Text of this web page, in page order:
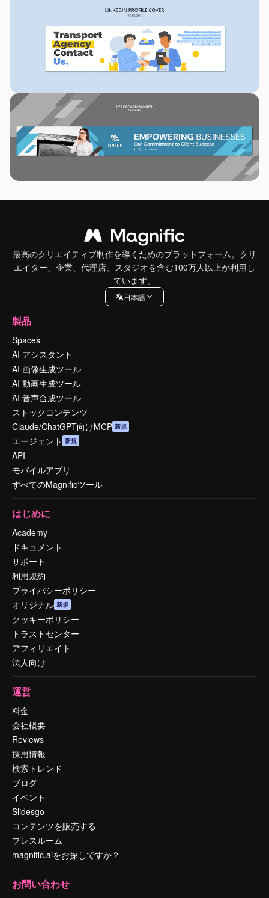
最高のクリエイティブ制作を導くためのプラットフォーム。クリ
エイター、企業、代理店、スタジオを含む100万人以上が利用し
ています。
日本語
製品
Spaces
AI アシスタント
AI 画像生成ツール
AI 動画生成ツール
AI 音声合成ツール
ストックコンテンツ
Claude/ChatGPT向けMCP 新規
エージェント 新規
API
モバイルアプリ
すべてのMagnificツール
はじめに
Academy
ドキュメント
サポート
利用規約
プライバシーポリシー
オリジナル 新規
クッキーポリシー
トラストセンター
アフィリエイト
法人向け
運営
料金
会社概要
Reviews
採用情報
検索トレンド
ブログ
イベント
Slidesgo
コンテンツを販売する
プレスルーム
magnific.aiをお探しですか？
お問い合わせ